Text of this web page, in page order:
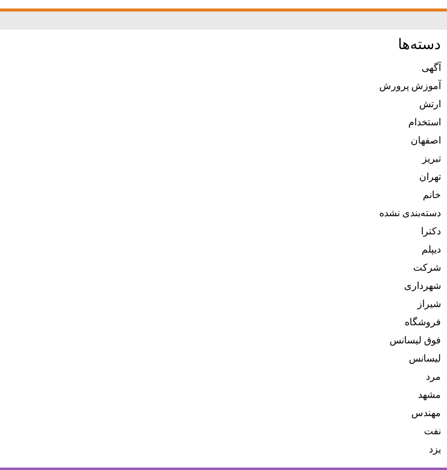
دسته‌ها
آگهی
آموزش پرورش
ارتش
استخدام
اصفهان
تبریز
تهران
خانم
دسته‌بندی نشده
دکترا
دیپلم
شرکت
شهرداری
شیراز
فروشگاه
فوق لیسانس
لیسانس
مرد
مشهد
مهندس
نفت
یزد